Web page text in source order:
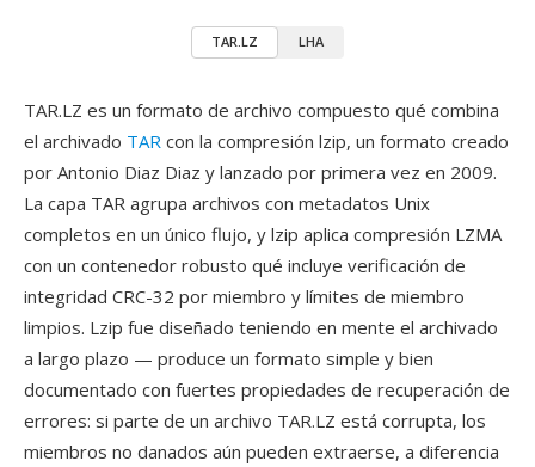
TAR.LZ LHA
TAR.LZ es un formato de archivo compuesto qué combina
el archivado TAR con la compresión lzip, un formato creado
por Antonio Diaz Diaz y lanzado por primera vez en 2009.
La capa TAR agrupa archivos con metadatos Unix
completos en un único flujo, y lzip aplica compresión LZMA
con un contenedor robusto qué incluye verificación de
integridad CRC-32 por miembro y límites de miembro
limpios. Lzip fue diseñado teniendo en mente el archivado
a largo plazo — produce un formato simple y bien
documentado con fuertes propiedades de recuperación de
errores: si parte de un archivo TAR.LZ está corrupta, los
miembros no danados aún pueden extraerse, a diferencia